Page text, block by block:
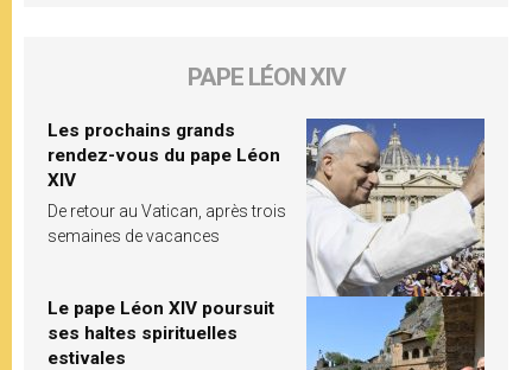
PAPE LÉON XIV
Les prochains grands
rendez-vous du pape Léon
XIV
De retour au Vatican, après trois
semaines de vacances
Le pape Léon XIV poursuit
ses haltes spirituelles
estivales